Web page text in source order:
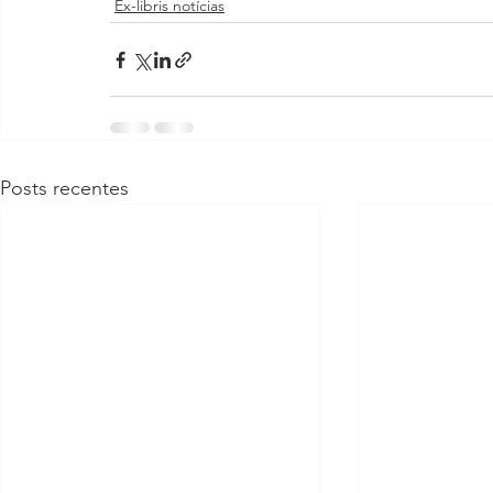
Ex-libris notícias
Posts recentes